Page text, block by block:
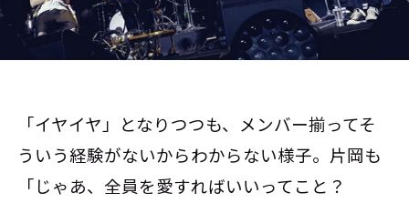
「イヤイヤ」となりつつも、メンバー揃ってそ
ういう経験がないからわからない様子。片岡も
「じゃあ、全員を愛すればいいってこと？